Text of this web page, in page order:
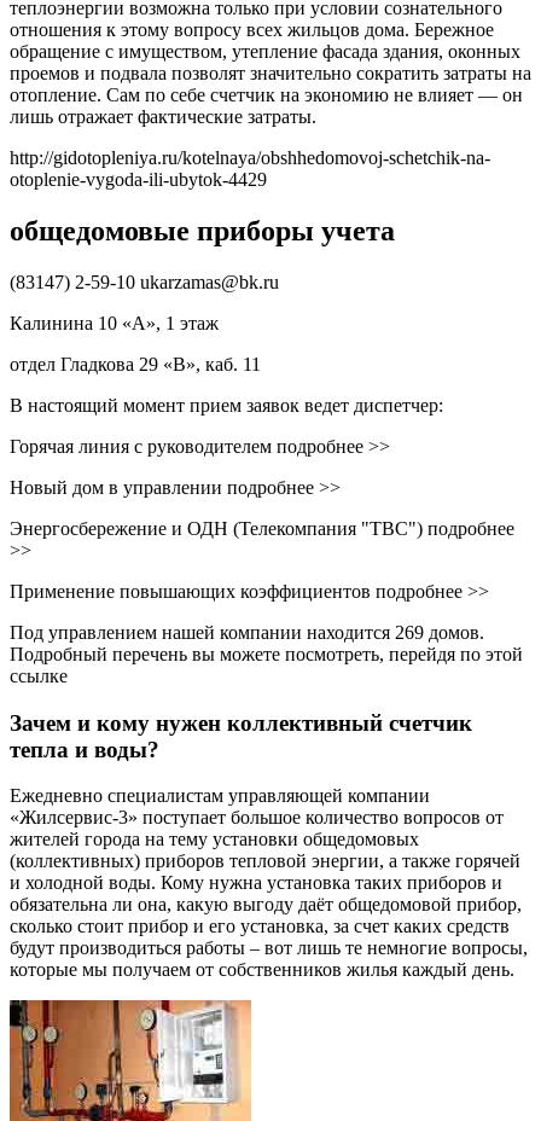
теплоэнергии возможна только при условии сознательного
отношения к этому вопросу всех жильцов дома. Бережное
обращение с имуществом, утепление фасада здания, оконных
проемов и подвала позволят значительно сократить затраты на
отопление. Сам по себе счетчик на экономию не влияет — он
лишь отражает фактические затраты.
http://gidotopleniya.ru/kotelnaya/obshhedomovoj-schetchik-na-
otoplenie-vygoda-ili-ubytok-4429
общедомовые приборы учета
(83147) 2-59-10 ukarzamas@bk.ru
Калинина 10 «А», 1 этаж
отдел Гладкова 29 «В», каб. 11
В настоящий момент прием заявок ведет диспетчер:
Горячая линия с руководителем подробнее >>
Новый дом в управлении подробнее >>
Энергосбережение и ОДН (Телекомпания "ТВС") подробнее
>>
Применение повышающих коэффициентов подробнее >>
Под управлением нашей компании находится 269 домов.
Подробный перечень вы можете посмотреть, перейдя по этой
ссылке
Зачем и кому нужен коллективный счетчик
тепла и воды?
Ежедневно специалистам управляющей компании
«Жилсервис-3» поступает большое количество вопросов от
жителей города на тему установки общедомовых
(коллективных) приборов тепловой энергии, а также горячей
и холодной воды. Кому нужна установка таких приборов и
обязательна ли она, какую выгоду даёт общедомовой прибор,
сколько стоит прибор и его установка, за счет каких средств
будут производиться работы – вот лишь те немногие вопросы,
которые мы получаем от собственников жилья каждый день.